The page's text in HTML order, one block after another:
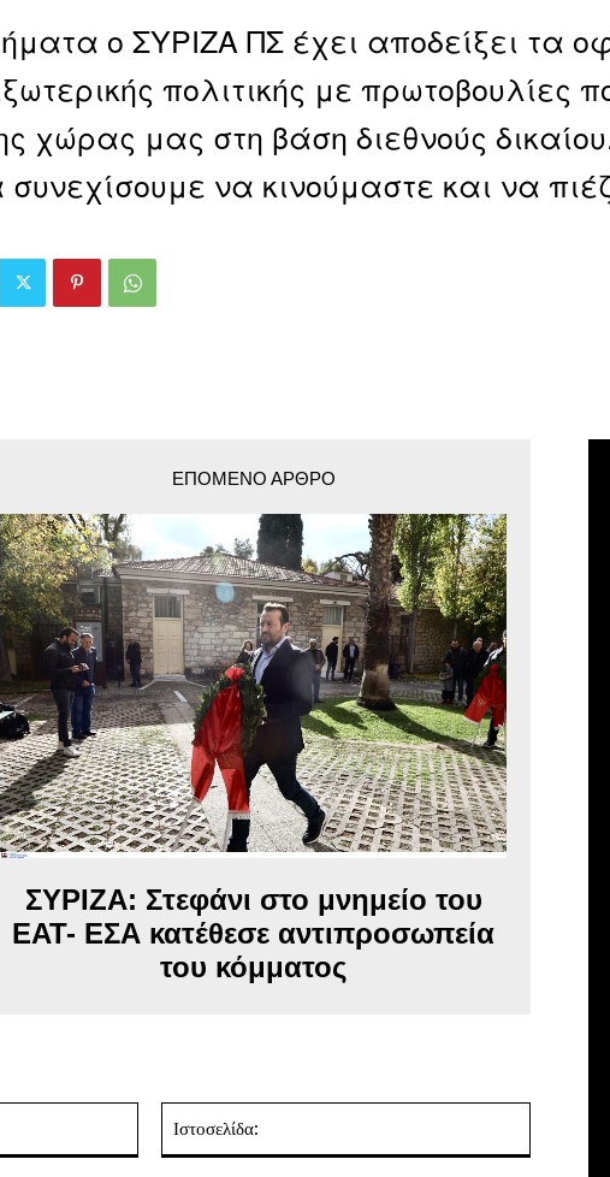
ο ΣΥΡΙΖΑ ΠΣ έχει αποδείξει τα
πολιτικής με πρωτοβουλίες
χώρας μας στη βάση διεθνούς
να κινούμαστε και να
ΕΠΌΜΕΝΟ ΆΡΘΡΟ
ΣΥΡΙΖΑ: Στεφάνι στο μνημείο του
ΕΑΤ- ΕΣΑ κατέθεσε αντιπροσωπεία
του κόμματος